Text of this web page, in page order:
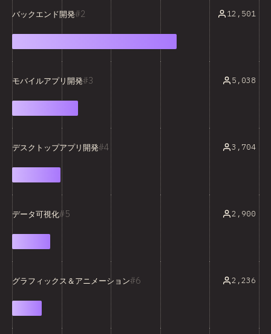
2
バックエンド開発 12,501
3
モバイルアプリ開発 5,038
4
デスクトップアプリ開発 3,704
5
データ可視化 2,900
6
グラフィックス＆アニメーション 2,236